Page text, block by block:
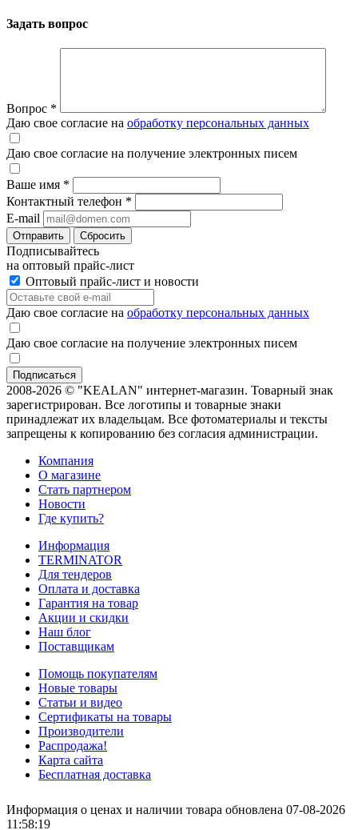
Задать вопрос
Вопрос *
Даю свое согласие на обработку персональных данных
Даю свое согласие на получение электронных писем
Ваше имя *
Контактный телефон *
E-mail
Отправить Сбросить
Подписывайтесь
на оптовый прайс-лист
Оптовый прайс-лист и новости
Даю свое согласие на обработку персональных данных
Даю свое согласие на получение электронных писем
2008-2026 © "KEALAN" интернет-магазин. Товарный знак
зарегистрирован. Все логотипы и товарные знаки
принадлежат их владельцам. Все фотоматериалы и тексты
запрещены к копированию без согласия администрации.
Компания
О магазине
Стать партнером
Новости
Где купить?
Информация
TERMINATOR
Для тендеров
Оплата и доставка
Гарантия на товар
Акции и скидки
Наш блог
Поставщикам
Помощь покупателям
Новые товары
Статьи и видео
Сертификаты на товары
Производители
Распродажа!
Карта сайта
Бесплатная доставка
Информация о ценах и наличии товара обновлена 07-08-2026
11:58:19